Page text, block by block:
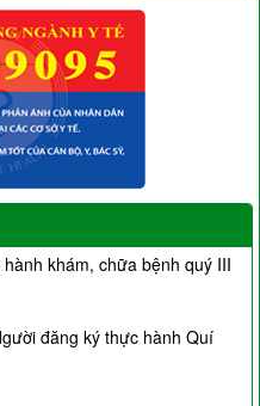
khám, chữa bệnh quý III
đăng ký thực hành Quí